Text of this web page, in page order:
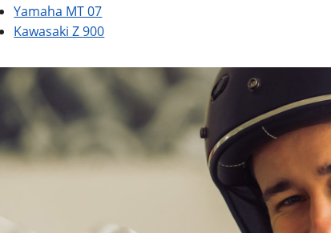
Yamaha MT 07
Kawasaki Z 900